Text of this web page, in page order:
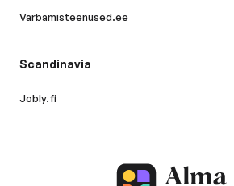
Varbamisteenused.ee
Scandinavia
Jobly.fi